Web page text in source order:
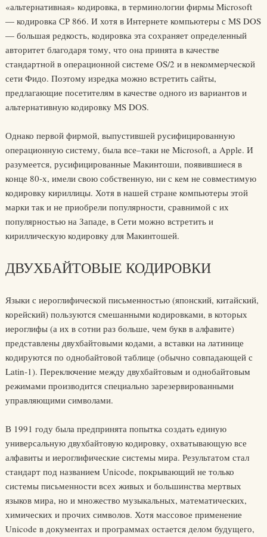
«альтернативная» кодировка, в терминологии фирмы Microsoft
— кодировка СР 866. И хотя в Интернете компьютеры с MS DOS
— большая редкость, кодировка эта сохраняет определенный
авторитет благодаря тому, что она принята в качестве
стандартной в операционной системе OS/2 и в некоммерческой
сети Фидо. Поэтому изредка можно встретить сайты,
предлагающие посетителям в качестве одного из вариантов и
альтернативную кодировку MS DOS.
Однако первой фирмой, выпустившей русифицированную
операционную систему, была все–таки не Microsoft, a Apple. И
разумеется, русифицированные Макинтоши, появившиеся в
конце 80‑х, имели свою собственную, ни с кем не совместимую
кодировку кириллицы. Хотя в нашей стране компьютеры этой
марки так и не приобрели популярности, сравнимой с их
популярностью на Западе, в Сети можно встретить и
кириллическую кодировку для Макинтошей.
ДВУХБАЙТОВЫЕ КОДИРОВКИ
Языки с иероглифической письменностью (японский, китайский,
корейский) пользуются смешанными кодировками, в которых
иероглифы (а их в сотни раз больше, чем букв в алфавите)
представлены двухбайтовыми кодами, а вставки на латинице
кодируются по однобайтовой таблице (обычно совпадающей с
Latin‑1). Переключение между двухбайтовым и однобайтовым
режимами производится специально зарезервированными
управляющими символами.
В 1991 году была предпринята попытка создать единую
универсальную двухбайтовую кодировку, охватывающую все
алфавиты и иероглифические системы мира. Результатом стал
стандарт под названием Unicode, покрывающий не только
системы письменности всех живых и большинства мертвых
языков мира, но и множество музыкальных, математических,
химических и прочих символов. Хотя массовое применение
Unicode в документах и программах остается делом будущего,